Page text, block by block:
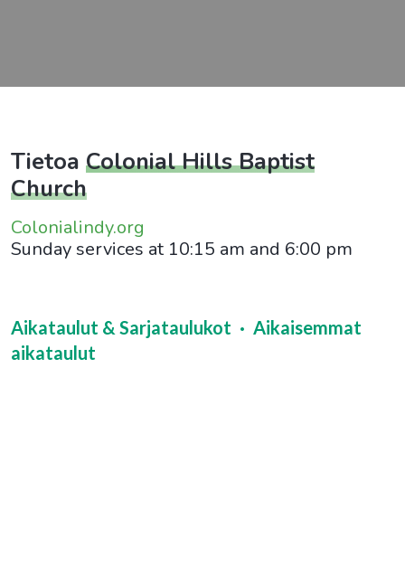
Tietoa Colonial Hills Baptist
Church
Colonialindy.org
Sunday services at 10:15 am and 6:00 pm
Aikataulut & Sarjataulukot
Aikaisemmat
aikataulut